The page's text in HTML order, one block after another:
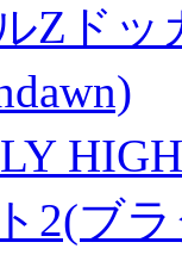
Zド
HIGH
2(ブ